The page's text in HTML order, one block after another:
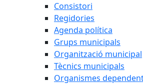
Consistori
Regidories
Agenda política
Grups municipals
Organització municipal
Tècnics municipals
Organismes